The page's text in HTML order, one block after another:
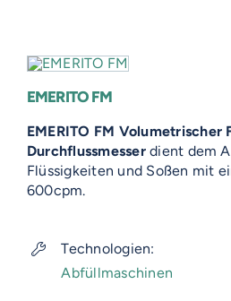
EMERITO FM
EMERITO FM Volumetrischer
Durchflussmesserdient dem
Flüssigkeiten und Soßen mit
600cpm.
Technologien:
Abfüllmaschinen